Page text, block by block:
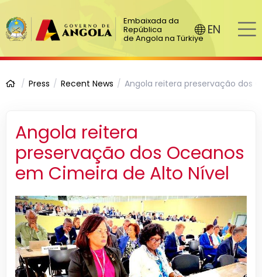
Embaixada da
República
de Angola na Türkiye
EN
Press Recent News Angola reitera preservação dos
Angola reitera
preservação dos Oceanos
em Cimeira de Alto Nível